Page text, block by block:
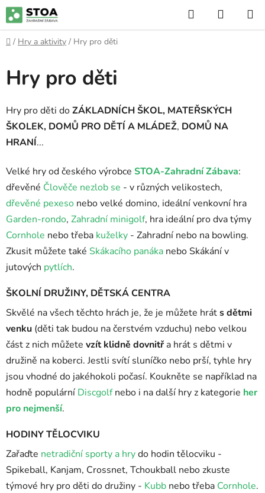
Přejít
na
obsah
Hledat
KOŠÍK
Domů
/ Hry a aktivity / Hry pro děti
Hry pro děti
Hry pro děti doZÁKLADNÍCH ŠKOL, MATEŘSKÝCH
ŠKOLEK, DOMŮ PRO DĚTÍ A MLÁDEŽ, DOMŮ NA
HRANÍ...
Velké hry od českého výrobce STOA-Zahradní Zábava:
dřevěné Člověče nezlob se - v různých velikostech,
dřevěné pexeso nebo velké domino, ideální venkovní hra
Garden-rondo, Zahradní minigolf, hra ideální pro dva týmy
Cornhole nebo třeba kuželky - Zahradní nebo na bowling.
Zkusit můžete také Skákacího panáka nebo Skákání v
jutových pytlích.
ŠKOLNÍ DRUŽINY, DĚTSKÁ CENTRA
Skvělé na všech těchto hrách je, že je můžete hráts dětmi
venku (děti tak budou na čerstvém vzduchu) nebo velkou
část z nich můžete vzít klidně dovnitř a hrát s dětmi v
družině na koberci. Jestli svítí sluníčko nebo prší, tyhle hry
jsou vhodné do jakéhokoli počasí. Koukněte se například na
hodně populární Discgolfnebo i na další hry z kategorie her
pro nejmenší.
HODINY TĚLOCVIKU
Zařaďte netradiční sporty a hrydo hodin tělocviku -
Spikeball, Kanjam, Crossnet, Tchoukball nebo zkuste
týmové hry pro děti do družiny - Kubb nebo třeba Cornhole.